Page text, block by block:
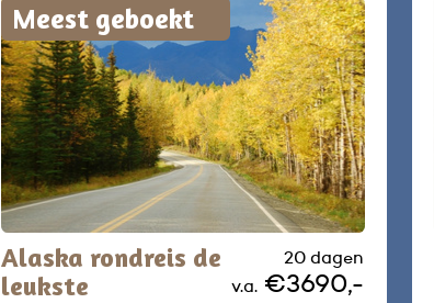
Meest geboekt
Alaska rondreis de
leukste
20 dagen
v.a.€3690,-